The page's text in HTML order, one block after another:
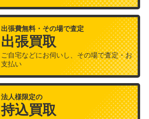
出張費無料・その場で査定
出張買取
ご自宅などにお伺いし、その場で査定・お
支払い
法人様限定の
持込買取